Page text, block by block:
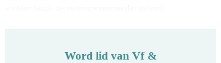
Word lid van Vf &